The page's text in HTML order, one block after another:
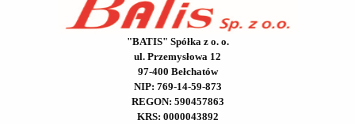
"BATIS" Spółka z o. o.
ul. Przemysłowa 12
97-400 Bełchatów
NIP: 769-14-59-873
REGON: 590457863
KRS: 0000043892